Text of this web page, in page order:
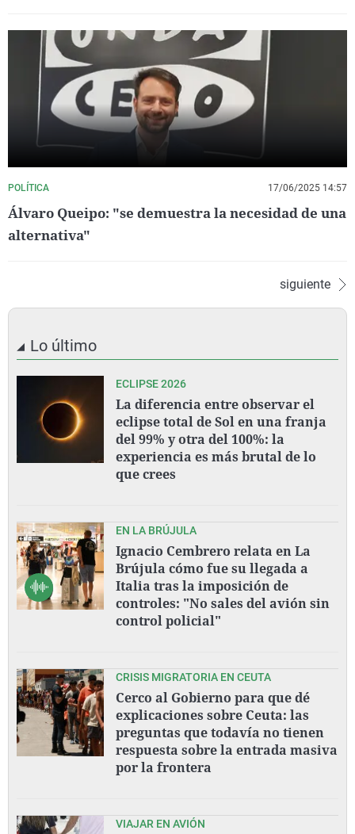
POLÍTICA 17/06/2025 14:57
Álvaro Queipo: "se demuestra la necesidad de una
alternativa"
siguiente
Lo último
ECLIPSE 2026
La diferencia entre observar el
eclipse total de Sol en una franja
del 99% y otra del 100%: la
experiencia es más brutal de lo
que crees
EN LA BRÚJULA
Ignacio Cembrero relata en La
Brújula cómo fue su llegada a
Italia tras la imposición de
controles: "No sales del avión sin
control policial"
CRISIS MIGRATORIA EN CEUTA
Cerco al Gobierno para que dé
explicaciones sobre Ceuta: las
preguntas que todavía no tienen
respuesta sobre la entrada masiva
por la frontera
VIAJAR EN AVIÓN